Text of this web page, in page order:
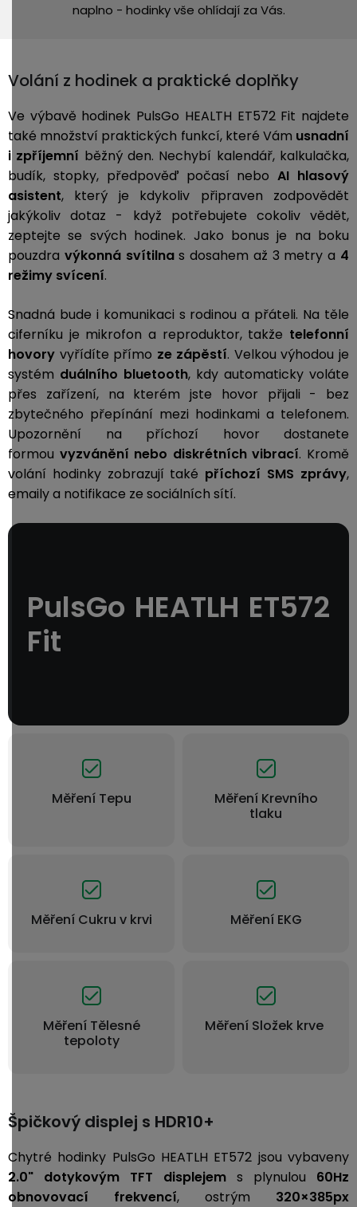
naplno - hodinky vše ohlídají za Vás.
Volání z hodinek a praktické doplňky
Ve výbavě hodinek PulsGo HEALTH ET572 Fit najdete
také množství praktických funkcí, které Vám usnadní
i zpříjemní běžný den. Nechybí kalendář, kalkulačka,
budík, stopky, předpověď počasí neboAI hlasový
asistent, který je kdykoliv připraven zodpovědět
jakýkoliv dotaz - když potřebujete cokoliv vědět,
zeptejte se svých hodinek. Jako bonus je na boku
pouzdra výkonná svítilnas dosahem až 3 metry a 4
režimy svícení.
Snadná bude i komunikaci s rodinou a přáteli. Na těle
ciferníku je mikrofon a reproduktor, takže telefonní
hovory vyřídíte přímo ze zápěstí. Velkou výhodou je
systém duálního bluetooth, kdy automaticky voláte
přes zařízení, na kterém jste hovor přijali - bez
zbytečného přepínání mezi hodinkami a telefonem.
Upozornění na příchozí hovor dostanete
formou vyzvánění nebo diskrétních vibrací. Kromě
volání hodinky zobrazují také příchozí SMS zprávy,
emaily a notifikace ze sociálních sítí.
PulsGo HEATLH ET572
Fit
Měření Tepu
Měření Krevního
tlaku
Měření Cukru v krvi Měření EKG
Měření Tělesné
tepoloty
Měření Složek krve
Špičkový displej s HDR10+
Chytré hodinky PulsGo HEATLH ET572 jsou vybaveny
2.0" dotykovým TFT displejem s plynulou 60Hz
obnovovací frekvencí, ostrým 320×385px